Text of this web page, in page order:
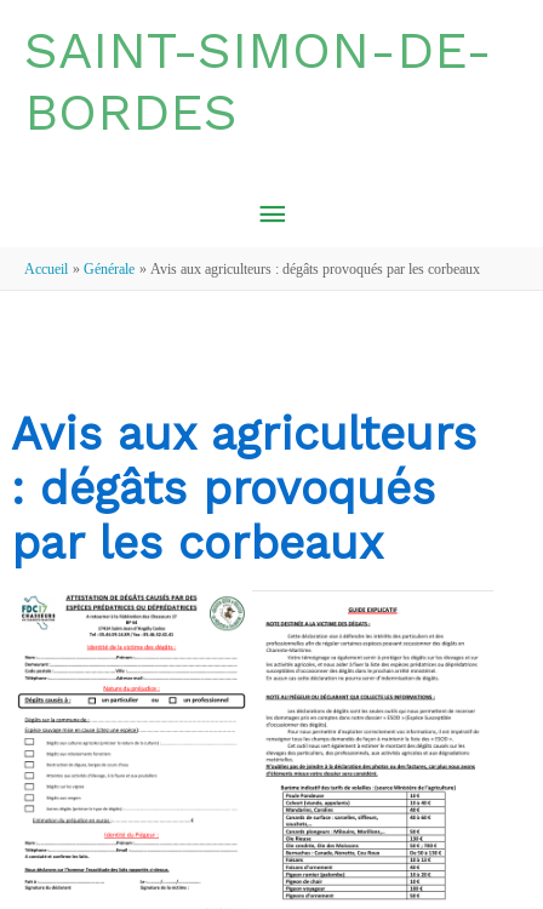
SAINT-SIMON-DE-
BORDES
MENU
PRINCIPAL
Accueil Générale Avis aux agriculteurs : dégâts provoqués par les corbeaux
Avis aux agriculteurs
: dégâts provoqués
par les corbeaux